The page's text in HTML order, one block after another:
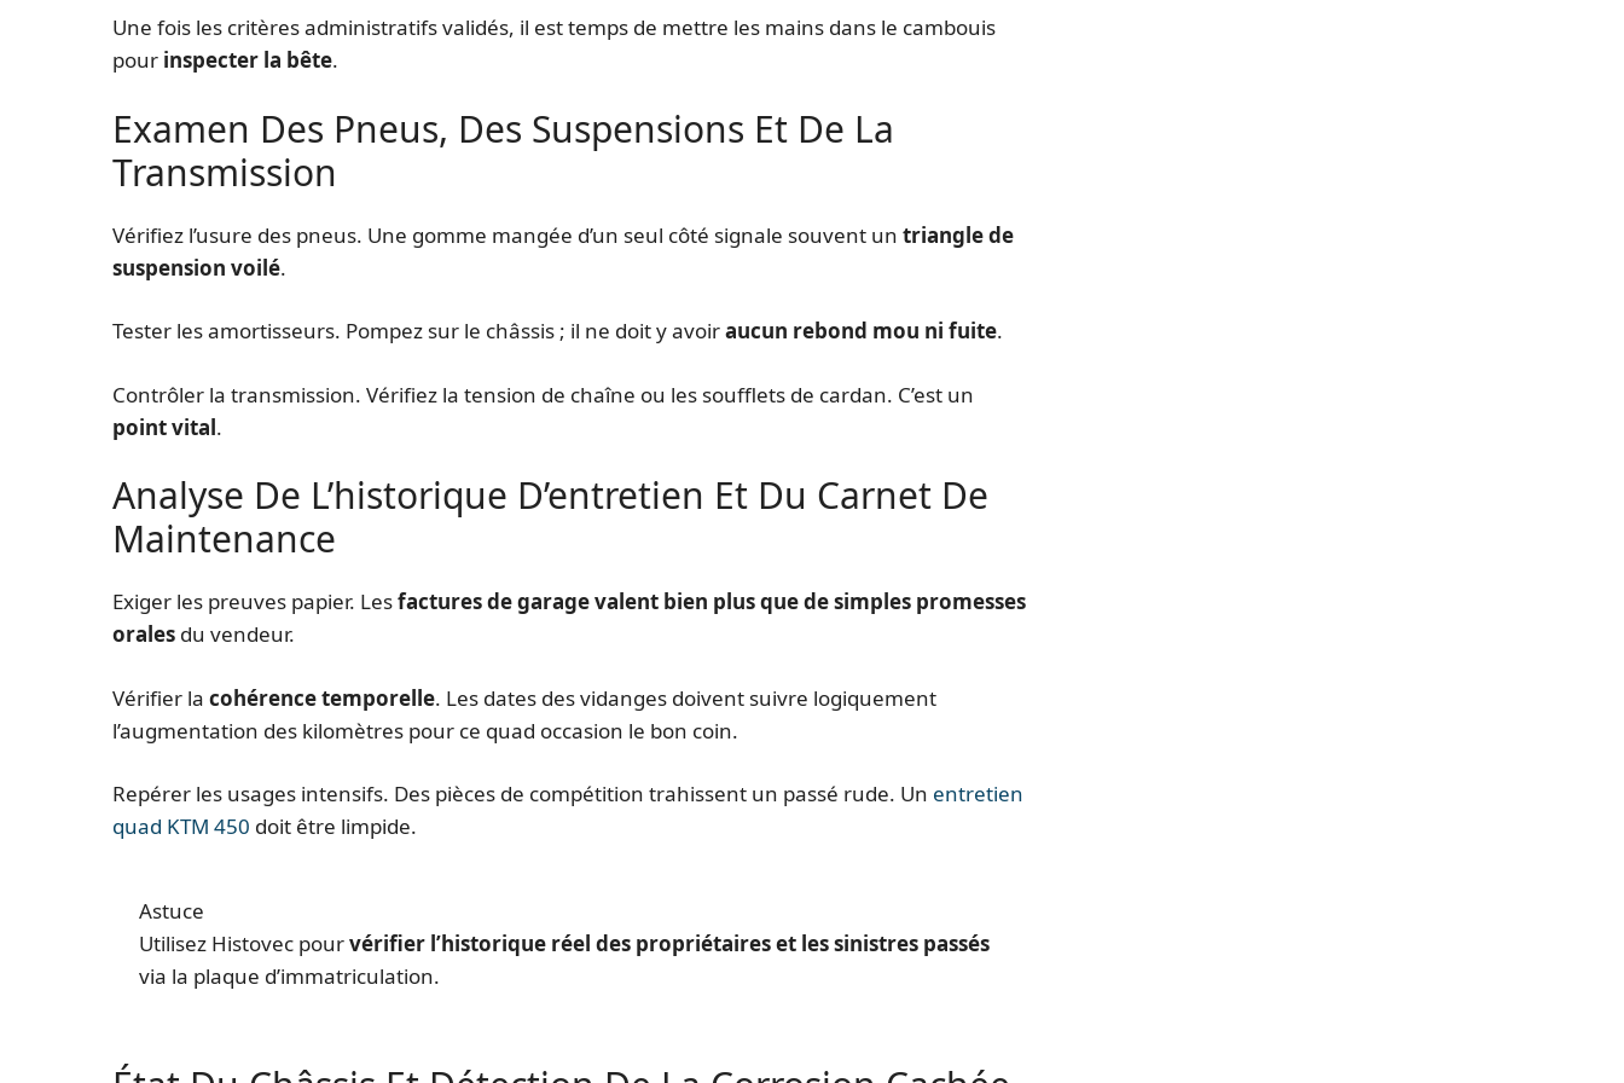
Une fois les critères administratifs validés, il est temps de mettre les mains dans le cambouis
pour inspecter la bête.
Examen Des Pneus, Des Suspensions Et De La
Transmission
Vérifiez l’usure des pneus. Une gomme mangée d’un seul côté signale souvent untriangle de
suspension voilé.
Tester les amortisseurs. Pompez sur le châssis ; il ne doit y avoiraucun rebond mou ni fuite.
Contrôler la transmission. Vérifiez la tension de chaîne ou les soufflets de cardan. C’est un
point vital.
Analyse De L’historique D’entretien Et Du Carnet De
Maintenance
Exiger les preuves papier. Lesfactures de garage valent bien plus que de simples promesses
orales du vendeur.
Vérifier lacohérence temporelle. Les dates des vidanges doivent suivre logiquement
l’augmentation des kilomètres pour ce quad occasion le bon coin.
Repérer les usages intensifs. Des pièces de compétition trahissent un passé rude. Un entretien
quad KTM 450 doit être limpide.
Astuce
Utilisez Histovec pourvérifier l’historique réel des propriétaires et les sinistres passés
via la plaque d’immatriculation.